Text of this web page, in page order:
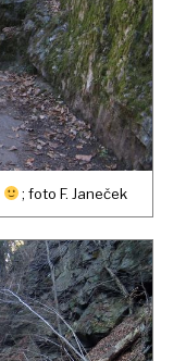
; foto F. Janeček